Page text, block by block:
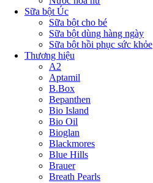
Sữa bột Úc
Sữa bột cho bé
Sữa bột dùng hàng ngày
Sữa bột hồi phục sức khỏe
Thương hiệu
A2
Aptamil
B.Box
Bepanthen
Bio Island
Bio Oil
Bioglan
Blackmores
Blue Hills
Brauer
Breath Pearls